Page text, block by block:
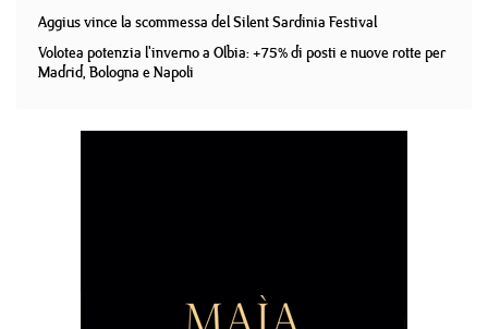
Aggius vince la scommessa del Silent Sardinia Festival
Volotea potenzia l'inverno a Olbia: +75% di posti e nuove rotte per
Madrid, Bologna e Napoli